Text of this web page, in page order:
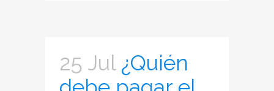
25 Jul ¿Quién